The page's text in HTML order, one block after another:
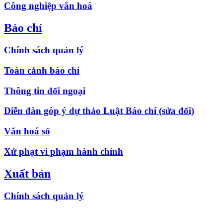
Công nghiệp văn hoá
Báo chí
Chính sách quản lý
Toàn cảnh báo chí
Thông tin đối ngoại
Diễn đàn góp ý dự thảo Luật Báo chí (sửa đổi)
Văn hoá số
Xử phạt vi phạm hành chính
Xuất bản
Chính sách quản lý